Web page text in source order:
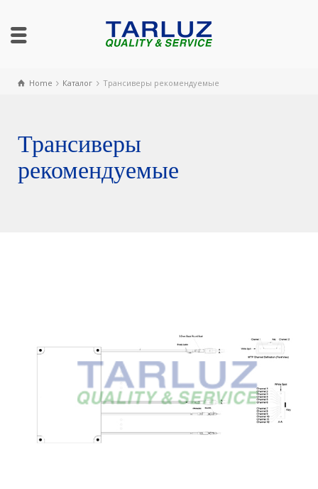
Home Каталог Трансиверы рекомендуемые
Трансиверы
рекомендуемые